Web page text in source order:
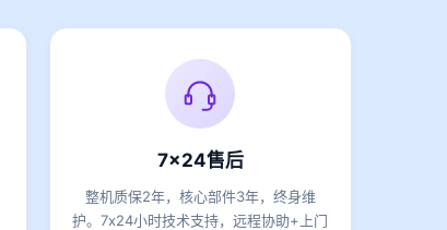
7x24售后
整机质保2年，核心部件3年，终身维
护。7x24小时技术支持，远程协助+上门